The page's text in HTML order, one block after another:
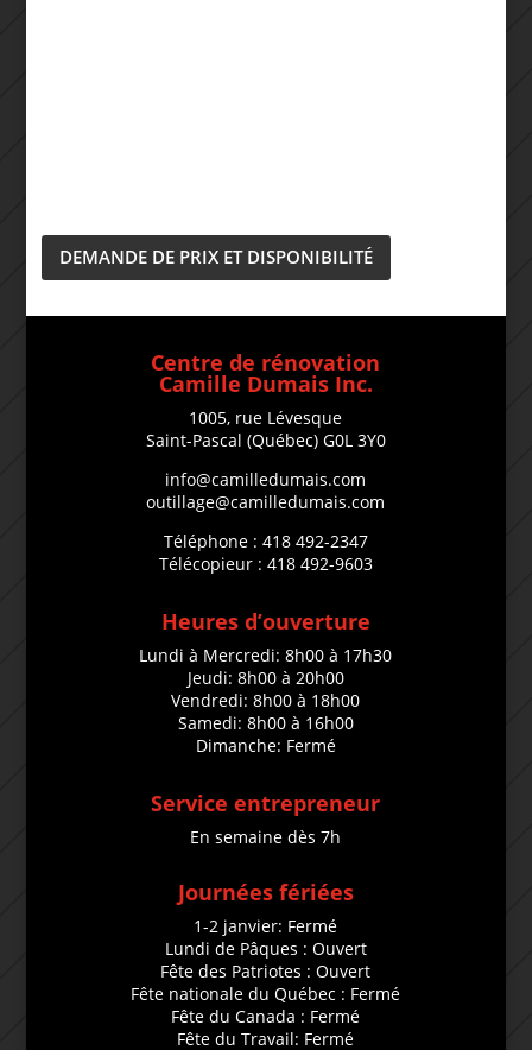
DEMANDE DE PRIX ET DISPONIBILITÉ
Centre de rénovation
Camille Dumais Inc.
1005, rue Lévesque
Saint-Pascal (Québec) G0L 3Y0
info@camilledumais.com
outillage@camilledumais.com
Téléphone : 418 492-2347
Télécopieur : 418 492-9603
Heures d’ouverture
Lundi à Mercredi: 8h00 à 17h30
Jeudi: 8h00 à 20h00
Vendredi: 8h00 à 18h00
Samedi: 8h00 à 16h00
Dimanche: Fermé
Service entrepreneur
En semaine dès 7h
Journées fériées
1-2 janvier: Fermé
Lundi de Pâques : Ouvert
Fête des Patriotes : Ouvert
Fête nationale du Québec : Fermé
Fête du Canada : Fermé
Fête du Travail: Fermé